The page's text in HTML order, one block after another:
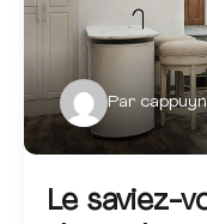
Par
Le saviez-